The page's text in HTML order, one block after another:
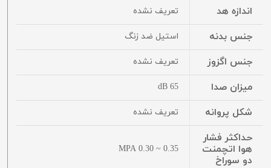
اندازه هد تعریف نشده
جنس بدنه استیل ضد زنگ
جنس اگزوز تعریف نشده
میزان صدا 65 dB
شکل پروانه تعریف نشده
حداکثر فشار
هوا اتچمنت
دو سوراخ
0.35 ~ 0.30 MPA